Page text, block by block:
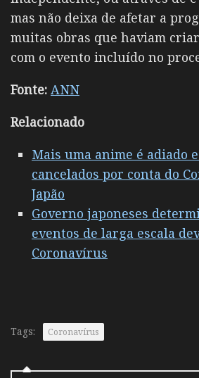
mas não deixa de afetar a
muitas obras que haviam
com o evento incluído no
Fonte: ANN
Relacionado
Mais uma anime é adiado
cancelados por conta do
Japão
Governo japoneses
eventos de larga escala
Coronavírus
Tags: Coronavírus